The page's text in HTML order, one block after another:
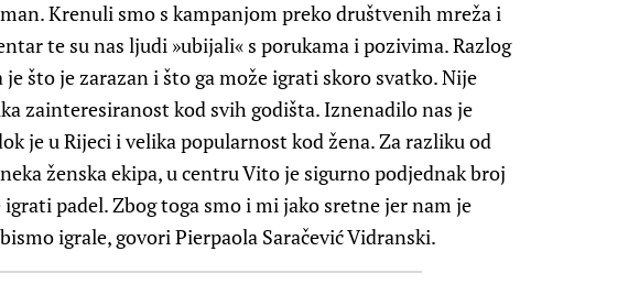
Krenuli smo s kampanjom preko društvenih mreža i
te su nas ljudi »ubijali« s porukama i pozivima. Razlog
što je zarazan i što ga može igrati skoro svatko. Nije
zainteresiranost kod svih godišta. Iznenadilo nas je
je u Rijeci i velika popularnost kod žena. Za razliku od
ženska ekipa, u centru Vito je sigurno podjednak broj
padel. Zbog toga smo i mi jako sretne jer nam je
igrale, govori Pierpaola Saračević Vidranski.